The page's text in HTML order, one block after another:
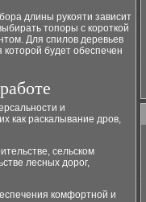
длины рукояти зависит
топоры с короткой
Для спилов деревьев
будет обеспечен
и
как раскалывание дров,
сельском
лесных дорог,
комфортной и